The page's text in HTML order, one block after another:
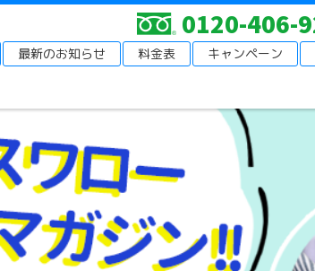
最新のお知らせ 料金表
キャンペーン
0120-406-